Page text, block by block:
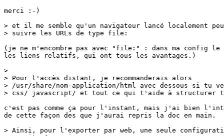
merci :-)
> et il me semble qu'un navigateur lancé localement
> suivre les URLs de type file:
(je ne m'encombre pas avec "file:" : dans ma config
les liens relatifs, qui ont tous les avantages.)
>
> Pour l'accès distant, je recommanderais alors
> /usr/share/nom-application/html avec dessous si tu
> css/ javascript/ et tout ce qui t'aide à structurer ta
c'est pas comme ça pour l'instant, mais j'ai bien
de cette façon des que j'aurai repris la doc en main.
> Ainsi, pour l'exporter par web, une seule